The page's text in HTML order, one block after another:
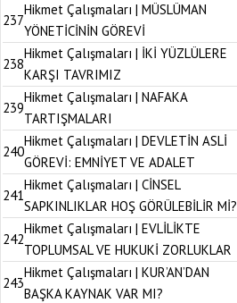
237
Hikmet Çalışmaları | MÜSLÜMAN
YÖNETİCİNİN GÖREVİ
238
Hikmet Çalışmaları | İKİ YÜZLÜLERE
KARŞI TAVRIMIZ
239
Hikmet Çalışmaları | NAFAKA
TARTIŞMALARI
240
Hikmet Çalışmaları | DEVLETİN ASLİ
GÖREVİ: EMNİYET VE ADALET
241
Hikmet Çalışmaları | CİNSEL
SAPKINLIKLAR HOŞ GÖRÜLEBİLİR Mİ?
242
Hikmet Çalışmaları | EVLİLİKTE
TOPLUMSAL VE HUKUKİ ZORLUKLAR
243
Hikmet Çalışmaları | KUR’AN’DAN
BAŞKA KAYNAK VAR MI?